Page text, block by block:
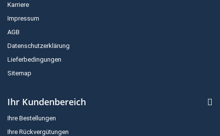
Karriere
Impressum
AGB
Datenschutzerklärung
Lieferbedingungen
Sitemap
Ihr Kundenbereich
Ihre Bestellungen
Ihre Rückvergütungen